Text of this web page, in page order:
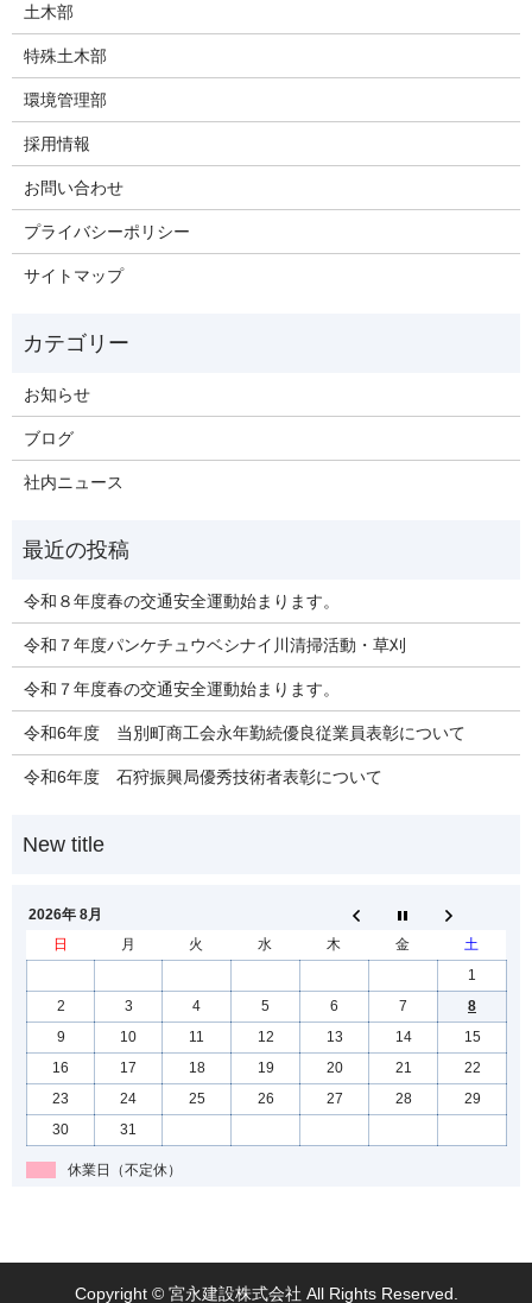
土木部
特殊土木部
環境管理部
採用情報
お問い合わせ
プライバシーポリシー
サイトマップ
お知らせ
ブログ
社内ニュース
令和８年度春の交通安全運動始まります。
令和７年度パンケチュウベシナイ川清掃活動・草刈
令和７年度春の交通安全運動始まります。
令和6年度 当別町商工会永年勤続優良従業員表彰について
令和6年度 石狩振興局優秀技術者表彰について
2026年 8月
日
月 火 水 木 金
土
1
2
3 4 5 6 7
8
9
10 11 12 13 14
15
16
17 18 19 20 21
22
23
24 25 26 27 28
29
30
31
休業日（不定休）
Copyright © 宮永建設株式会社 All Rights Reserved.